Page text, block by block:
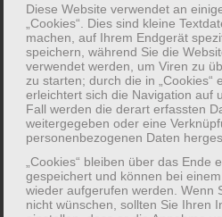
zugeordnet)
263-L06UT
Diese Website verwendet an
„Cookies“. Dies sind kleine
machen, auf Ihrem Endgerät
speichern, während Sie die
verwendet werden, um Viren zu
zu starten; durch die in „Cookies“
erleichtert sich die Navigation auf
Fall werden die derart erfassten
weitergegeben oder eine
personenbezogenen Daten
„Cookies“ bleiben über das Ende
gespeichert und können bei
wieder aufgerufen werden. Wenn
nicht wünschen, sollten Sie Ihren